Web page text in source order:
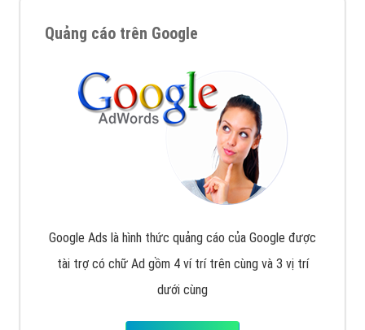
Quảng cáo trên Google
Google Ads là hình thức quảng cáo của Google được
tài trợ có chữ Ad gồm 4 ví trí trên cùng và 3 vị trí
dưới cùng